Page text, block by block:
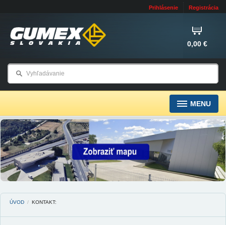
Prihlásenie Registrácia
0,00 €
MENU
ÚVOD / KONTAKT: